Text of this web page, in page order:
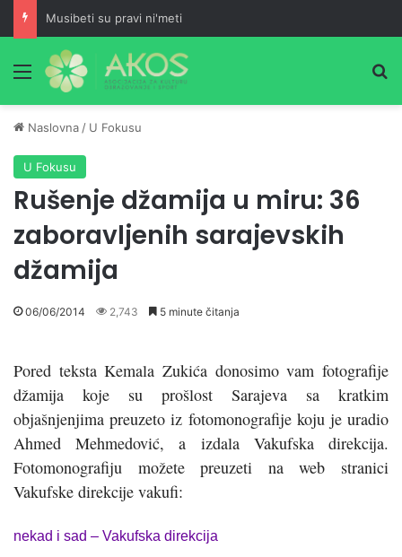
Meni
Naslovna / U Fokusu
U Fokusu
Rušenje džamija u miru: 36
zaboravljenih sarajevskih
džamija
06/06/2014 2,743 5 minute čitanja
Pored teksta Kemala Zukića donosimo vam fotografije
džamija koje su prošlost Sarajeva sa kratkim
objašnjenjima preuzeto iz fotomonografije koju je uradio
Ahmed Mehmedović, a izdala Vakufska direkcija.
Fotomonografiju možete preuzeti na web stranici
Vakufske direkcije vakufi:
nekad i sad – Vakufska direkcija